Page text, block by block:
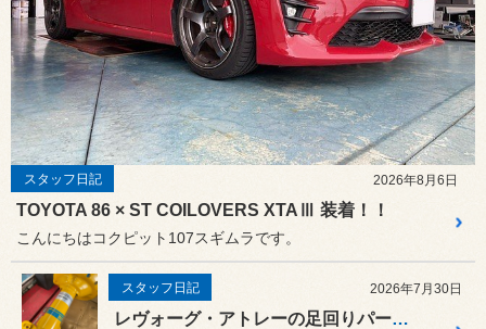
スタッフ日記 2026年8月6日
TOYOTA 86 × ST COILOVERS XTAⅢ 装着！！
こんにちはコクピット107スギムラです。
スタッフ日記 2026年7月30日
レヴォーグ・アトレーの足回りパーツを交換